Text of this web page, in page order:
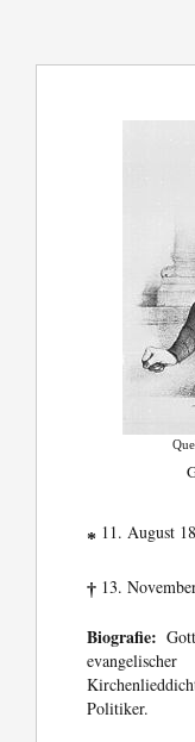
* 11. August
† 13.
Biografie:
Politiker.